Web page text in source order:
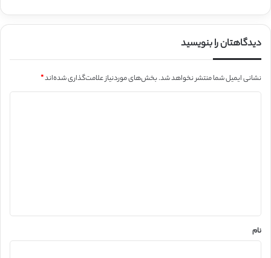
دیدگاهتان را بنویسید
نشانی ایمیل شما منتشر نخواهد شد.بخش‌های موردنیاز علامت‌گذاری شده‌اند*
نام